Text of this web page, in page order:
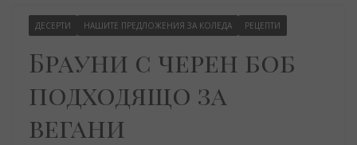
ДЕСЕРТИ НАШИТЕ ПРЕДЛОЖЕНИЯ ЗА КОЛЕДА РЕЦЕПТИ
Брауни с черен боб
подходящо за
вегани